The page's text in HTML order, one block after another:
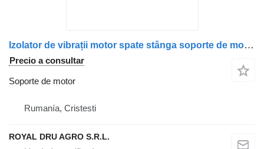
Izolator de vibrații motor spate stânga soporte de motor para MAN 5141501-0203 camión
Precio a consultar
Soporte de motor
Rumanía, Cristesti
ROYAL DRU AGRO S.R.L.